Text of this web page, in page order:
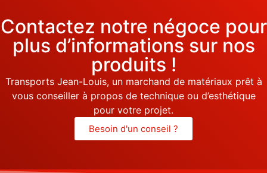
Contactez notre négoce pour
plus d’informations sur nos
produits !
Transports Jean-Louis, un marchand de matériaux prêt à
vous conseiller à propos de technique ou d’esthétique
pour votre projet.
Besoin d'un conseil ?